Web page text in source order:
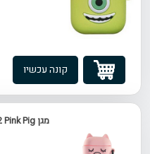
קונה עכשיו
מגן AirPods2 Pink Pig